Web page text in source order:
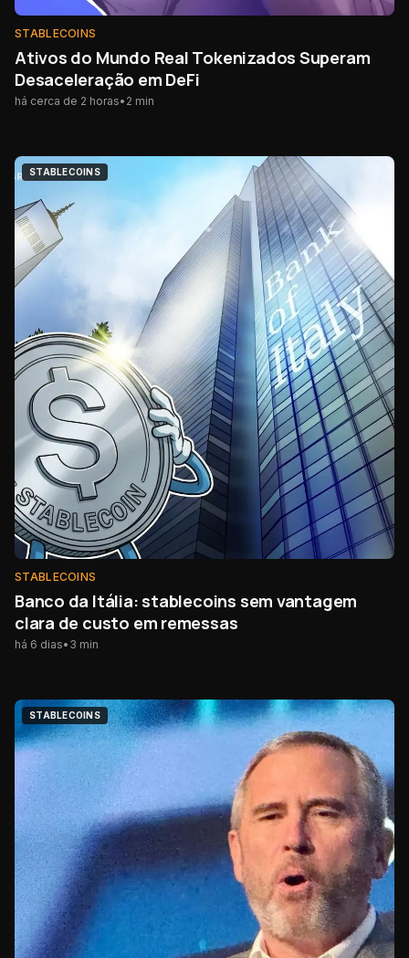
STABLECOINS
Ativos do Mundo Real Tokenizados Superam
Desaceleração em DeFi
há cerca de 2 horas• 2 min
STABLECOINS
STABLECOINS
Banco da Itália: stablecoins sem vantagem
clara de custo em remessas
há 6 dias• 3 min
STABLECOINS